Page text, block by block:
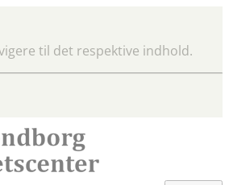
til det respektive indhold.